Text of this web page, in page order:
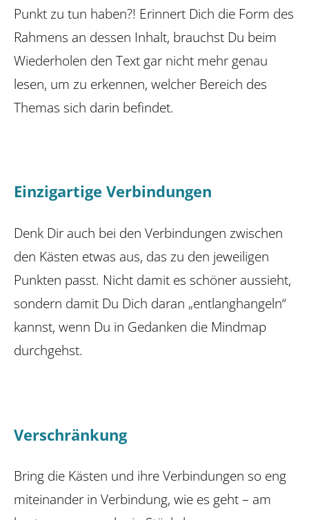
Punkt zu tun haben?! Erinnert Dich die Form des
Rahmens an dessen Inhalt, brauchst Du beim
Wiederholen den Text gar nicht mehr genau
lesen, um zu erkennen, welcher Bereich des
Themas sich darin befindet.
Einzigartige Verbindungen
Denk Dir auch bei den Verbindungen zwischen
den Kästen etwas aus, das zu den jeweiligen
Punkten passt. Nicht damit es schöner aussieht,
sondern damit Du Dich daran „entlanghangeln“
kannst, wenn Du in Gedanken die Mindmap
durchgehst.
Verschränkung
Bring die Kästen und ihre Verbindungen so eng
miteinander in Verbindung, wie es geht – am